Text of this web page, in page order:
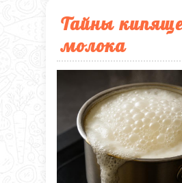
Тайны
молока